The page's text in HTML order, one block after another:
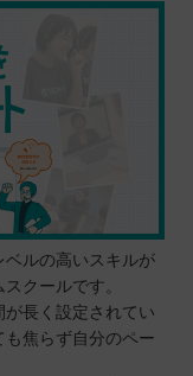
ングスクールを
ベルの高いスキルが
クールです。
長く設定されてい
焦らず自分のペー